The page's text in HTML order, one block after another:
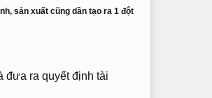
sản xuất cũng dần tạo ra 1 đột
đưa ra quyết định tài